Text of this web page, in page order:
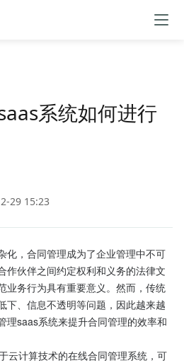
系统如何进行
29 15:23
化，合同管理成为了企业管理中不可
作伙伴之间约定权利和义务的法律文
业务行为具有重要意义。然而，传统
下、信息不透明等问题，因此越来越
理saas系统来提升合同管理的效率和
云计算技术的在线合同管理系统，可